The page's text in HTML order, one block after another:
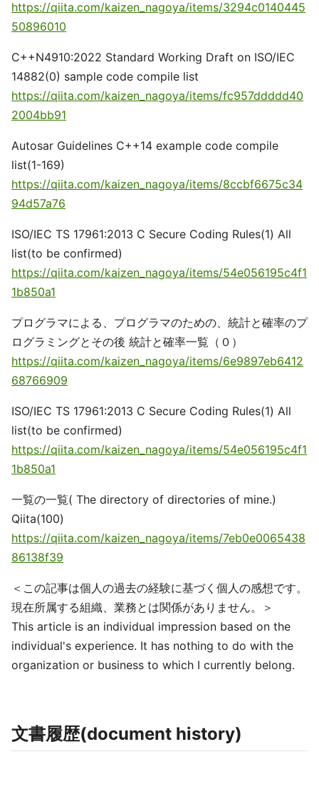
https://qiita.com/kaizen_nagoya/items/3294c0140445
50896010
C++N4910:2022 Standard Working Draft on ISO/IEC
14882(0) sample code compile list
https://qiita.com/kaizen_nagoya/items/fc957ddddd40
2004bb91
Autosar Guidelines C++14 example code compile
list(1-169)
https://qiita.com/kaizen_nagoya/items/8ccbf6675c34
94d57a76
ISO/IEC TS 17961:2013 C Secure Coding Rules(1) All
list(to be confirmed)
https://qiita.com/kaizen_nagoya/items/54e056195c4f1
1b850a1
プログラマによる、プログラマのための、統計と確率のプ
ログラミングとその後 統計と確率一覧（０）
https://qiita.com/kaizen_nagoya/items/6e9897eb6412
68766909
ISO/IEC TS 17961:2013 C Secure Coding Rules(1) All
list(to be confirmed)
https://qiita.com/kaizen_nagoya/items/54e056195c4f1
1b850a1
一覧の一覧( The directory of directories of mine.)
Qiita(100)
https://qiita.com/kaizen_nagoya/items/7eb0e0065438
86138f39
＜この記事は個人の過去の経験に基づく個人の感想です。
現在所属する組織、業務とは関係がありません。＞
This article is an individual impression based on the
individual's experience. It has nothing to do with the
organization or business to which I currently belong.
文書履歴(document history)